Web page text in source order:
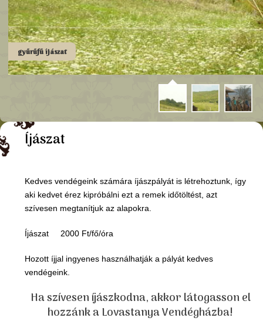
gyűrűfű íjászat
Íjászat
Kedves vendégeink számára íjászpályát is létrehoztunk, így
aki kedvet érez kipróbálni ezt a remek időtöltést, azt
szívesen megtanítjuk az alapokra.
Íjászat 2000 Ft/fő/óra
Hozott íjjal ingyenes használhatják a pályát kedves
vendégeink.
Ha szívesen íjászkodna, akkor látogasson el
hozzánk a Lovastanya Vendégházba!